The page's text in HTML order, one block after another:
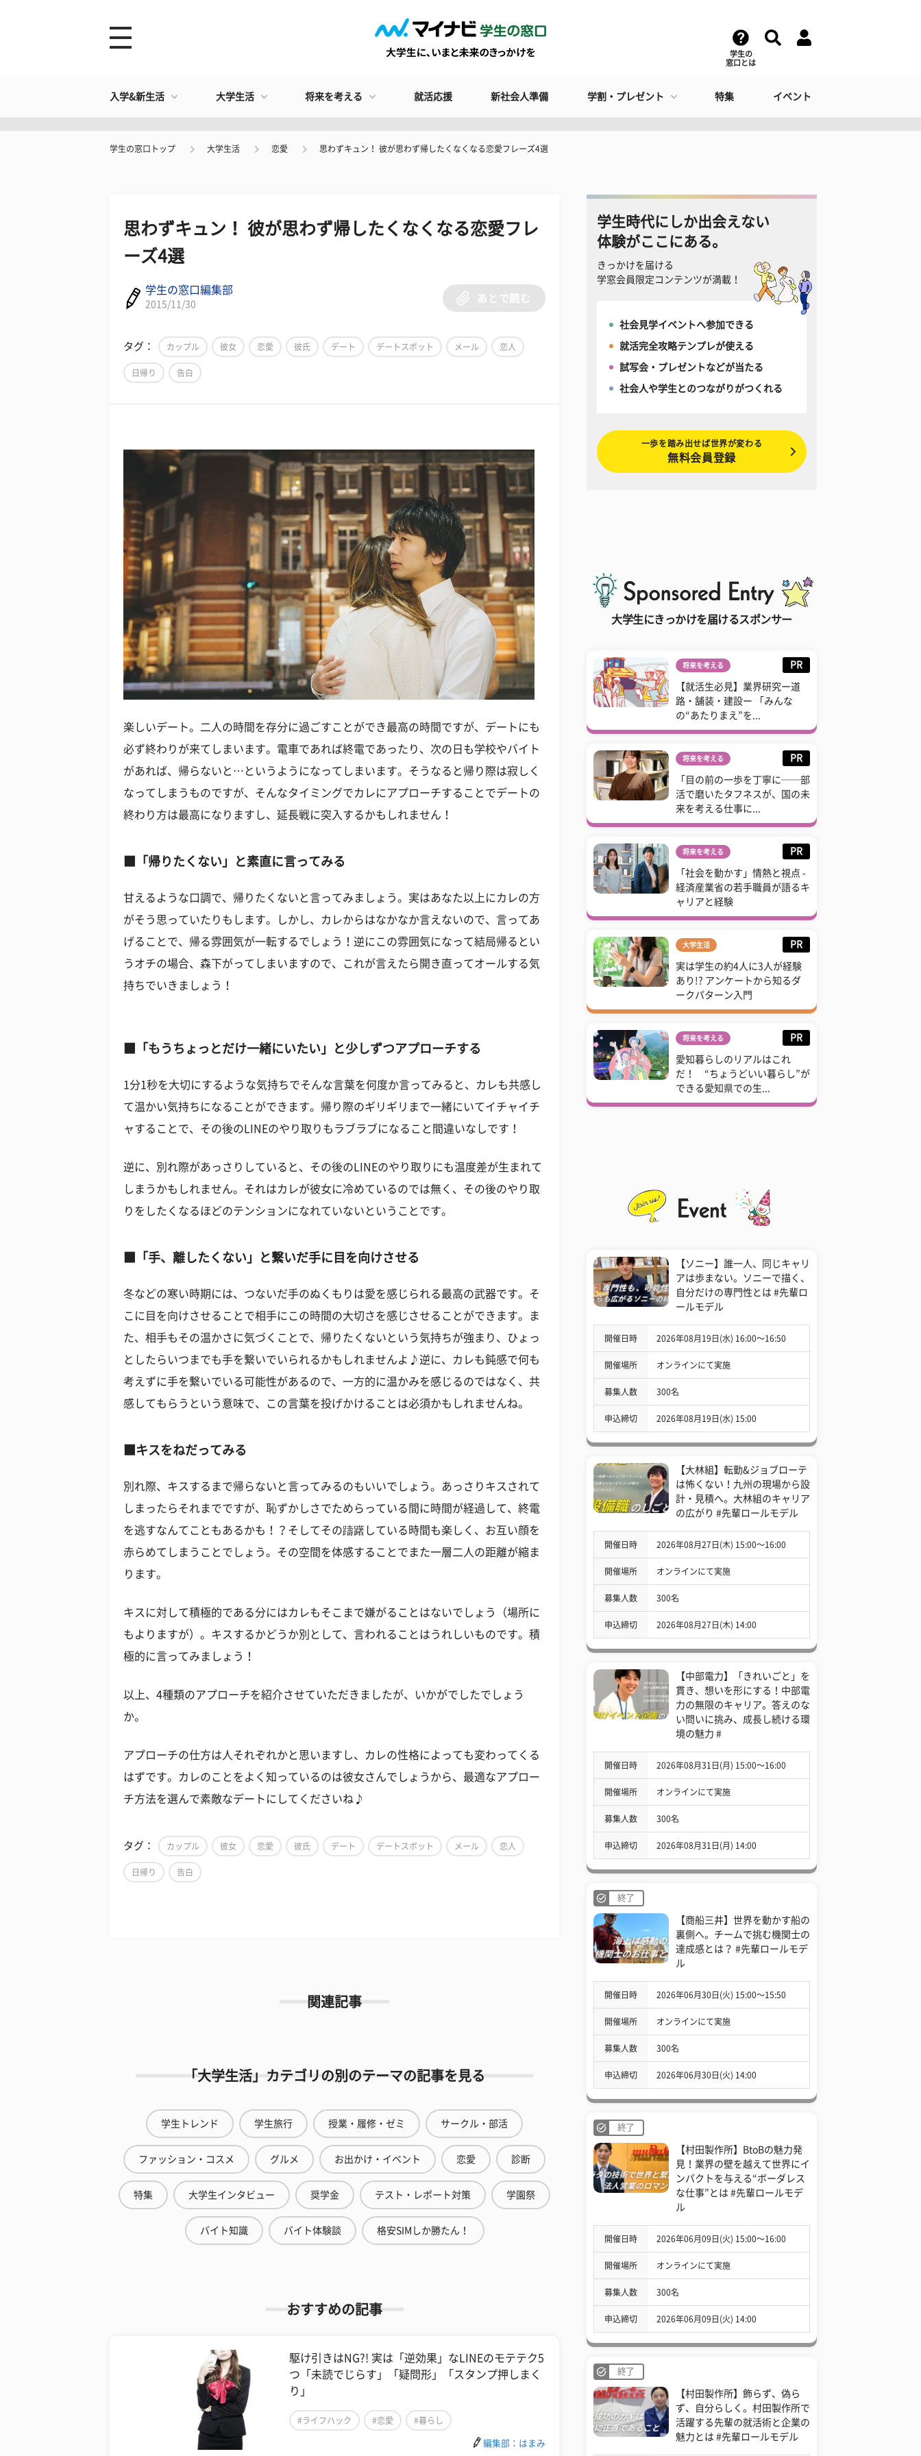
学生の
窓口とは
入学&新生活 大学生活 将来を考える 就活応援 新社会人準備 学割・プレゼント 特集 イベント
学生の窓口トップ 大学生活 恋愛 思わずキュン！ 彼が思わず帰したくなくなる恋愛フレーズ4選
思わずキュン！ 彼が思わず帰したくなくなる恋愛フレ
ーズ4選
学生の窓口編集部
2015/11/30
あとで読む
タグ： カップル 彼女 恋愛 彼氏 デート デートスポット メール 恋人
日帰り 告白
楽しいデート。二人の時間を存分に過ごすことができ最高の時間ですが、デートにも
必ず終わりが来てしまいます。電車であれば終電であったり、次の日も学校やバイト
があれば、帰らないと…というようになってしまいます。そうなると帰り際は寂しく
なってしまうものですが、そんなタイミングでカレにアプローチすることでデートの
終わり方は最高になりますし、延長戦に突入するかもしれません！
■「帰りたくない」と素直に言ってみる
甘えるような口調で、帰りたくないと言ってみましょう。実はあなた以上にカレの方
がそう思っていたりもします。しかし、カレからはなかなか言えないので、言ってあ
げることで、帰る雰囲気が一転するでしょう！逆にこの雰囲気になって結局帰るとい
うオチの場合、森下がってしまいますので、これが言えたら開き直ってオールする気
持ちでいきましょう！
■「もうちょっとだけ一緒にいたい」と少しずつアプローチする
1分1秒を大切にするような気持ちでそんな言葉を何度か言ってみると、カレも共感し
て温かい気持ちになることができます。帰り際のギリギリまで一緒にいてイチャイチ
ャすることで、その後のLINEのやり取りもラブラブになること間違いなしです！
逆に、別れ際があっさりしていると、その後のLINEのやり取りにも温度差が生まれて
しまうかもしれません。それはカレが彼女に冷めているのでは無く、その後のやり取
りをしたくなるほどのテンションになれていないということです。
■「手、離したくない」と繋いだ手に目を向けさせる
冬などの寒い時期には、つないだ手のぬくもりは愛を感じられる最高の武器です。そ
こに目を向けさせることで相手にこの時間の大切さを感じさせることができます。ま
た、相手もその温かさに気づくことで、帰りたくないという気持ちが強まり、ひょっ
としたらいつまでも手を繋いでいられるかもしれませんよ♪逆に、カレも鈍感で何も
考えずに手を繋いでいる可能性があるので、一方的に温かみを感じるのではなく、共
感してもらうという意味で、この言葉を投げかけることは必須かもしれませんね。
■キスをねだってみる
別れ際、キスするまで帰らないと言ってみるのもいいでしょう。あっさりキスされて
しまったらそれまでですが、恥ずかしさでためらっている間に時間が経過して、終電
を逃すなんてこともあるかも！？そしてその躊躇している時間も楽しく、お互い顔を
赤らめてしまうことでしょう。その空間を体感することでまた一層二人の距離が縮ま
ります。
キスに対して積極的である分にはカレもそこまで嫌がることはないでしょう（場所に
もよりますが）。キスするかどうか別として、言われることはうれしいものです。積
極的に言ってみましょう！
以上、4種類のアプローチを紹介させていただきましたが、いかがでしたでしょう
か。
アプローチの仕方は人それぞれかと思いますし、カレの性格によっても変わってくる
はずです。カレのことをよく知っているのは彼女さんでしょうから、最適なアプロー
チ方法を選んで素敵なデートにしてくださいね♪
タグ： カップル 彼女 恋愛 彼氏 デート デートスポット メール 恋人
日帰り 告白
関連記事
「大学生活」カテゴリの別のテーマの記事を見る
学生トレンド 学生旅行 授業・履修・ゼミ サークル・部活
ファッション・コスメ グルメ お出かけ・イベント 恋愛 診断
特集 大学生インタビュー 奨学金 テスト・レポート対策 学園祭
バイト知識 バイト体験談 格安SIMしか勝たん！
おすすめの記事
​駆け引きはNG?! 実は「逆効果」なLINEのモテテク5
つ「未読でじらす」「疑問形」「スタンプ押しまく
り」
#ライフハック #恋愛 #暮らし
編集部：はまみ
学生時代にしか出会えない
体験がここにある。
きっかけを届ける
学窓会員限定コンテンツが満載！
社会見学イベントへ参加できる
就活完全攻略テンプレが使える
試写会・プレゼントなどが当たる
社会人や学生とのつながりがつくれる
一歩を踏み出せば世界が変わる
無料会員登録
大学生にきっかけを届けるスポンサー
将来を考える PR
【就活生必見】業界研究ー道
路・舗装・建設ー 「みんな
の“あたりまえ”を...
将来を考える PR
「目の前の一歩を丁寧に──部
活で磨いたタフネスが、国の未
来を考える仕事に...
将来を考える PR
「社会を動かす」情熱と視点 -
経済産業省の若手職員が語るキ
ャリアと経験
大学生活 PR
実は学生の約4人に3人が経験
あり!? アンケートから知るダ
ークパターン入門
将来を考える PR
愛知暮らしのリアルはこれ
だ！ “ちょうどいい暮らし”が
できる愛知県での生...
【ソニー】誰一人、同じキャリ
アは歩まない。ソニーで描く、
自分だけの専門性とは #先輩ロ
ールモデル
開催日時 2026年08月19日(水) 16:00〜16:50
開催場所 オンラインにて実施
募集人数 300名
申込締切 2026年08月19日(水) 15:00
【大林組】転勤&ジョブローテ
は怖くない！九州の現場から設
計・見積へ。大林組のキャリア
の広がり #先輩ロールモデル
開催日時 2026年08月27日(木) 15:00〜16:00
開催場所 オンラインにて実施
募集人数 300名
申込締切 2026年08月27日(木) 14:00
【中部電力】「きれいごと」を
貫き、想いを形にする！中部電
力の無限のキャリア。答えのな
い問いに挑み、成長し続ける環
境の魅力 #
開催日時 2026年08月31日(月) 15:00〜16:00
開催場所 オンラインにて実施
募集人数 300名
申込締切 2026年08月31日(月) 14:00
終了
【商船三井】世界を動かす船の
裏側へ。チームで挑む機関士の
達成感とは？ #先輩ロールモデ
ル
開催日時 2026年06月30日(火) 15:00〜15:50
開催場所 オンラインにて実施
募集人数 300名
申込締切 2026年06月30日(火) 14:00
終了
【村田製作所】BtoBの魅力発
見！業界の壁を越えて世界にイ
ンパクトを与える“ボーダレス
な仕事”とは #先輩ロールモデ
ル
開催日時 2026年06月09日(火) 15:00〜16:00
開催場所 オンラインにて実施
募集人数 300名
申込締切 2026年06月09日(火) 14:00
終了
【村田製作所】飾らず、偽ら
ず、自分らしく。村田製作所で
活躍する先輩の就活術と企業の
魅力とは #先輩ロールモデル